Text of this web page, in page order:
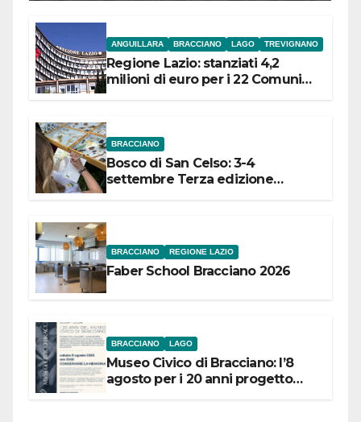
ANGUILLARA BRACCIANO LAGO TREVIGNANO
Regione Lazio: stanziati 4,2
milioni di euro per i 22 Comuni
BRACCIANO
Bosco di San Celso: 3-4
settembre Terza edizione
BRACCIANO REGIONE LAZIO
Faber School Bracciano 2026
BRACCIANO LAGO
Museo Civico di Bracciano: l’8
agosto per i 20 anni progetto